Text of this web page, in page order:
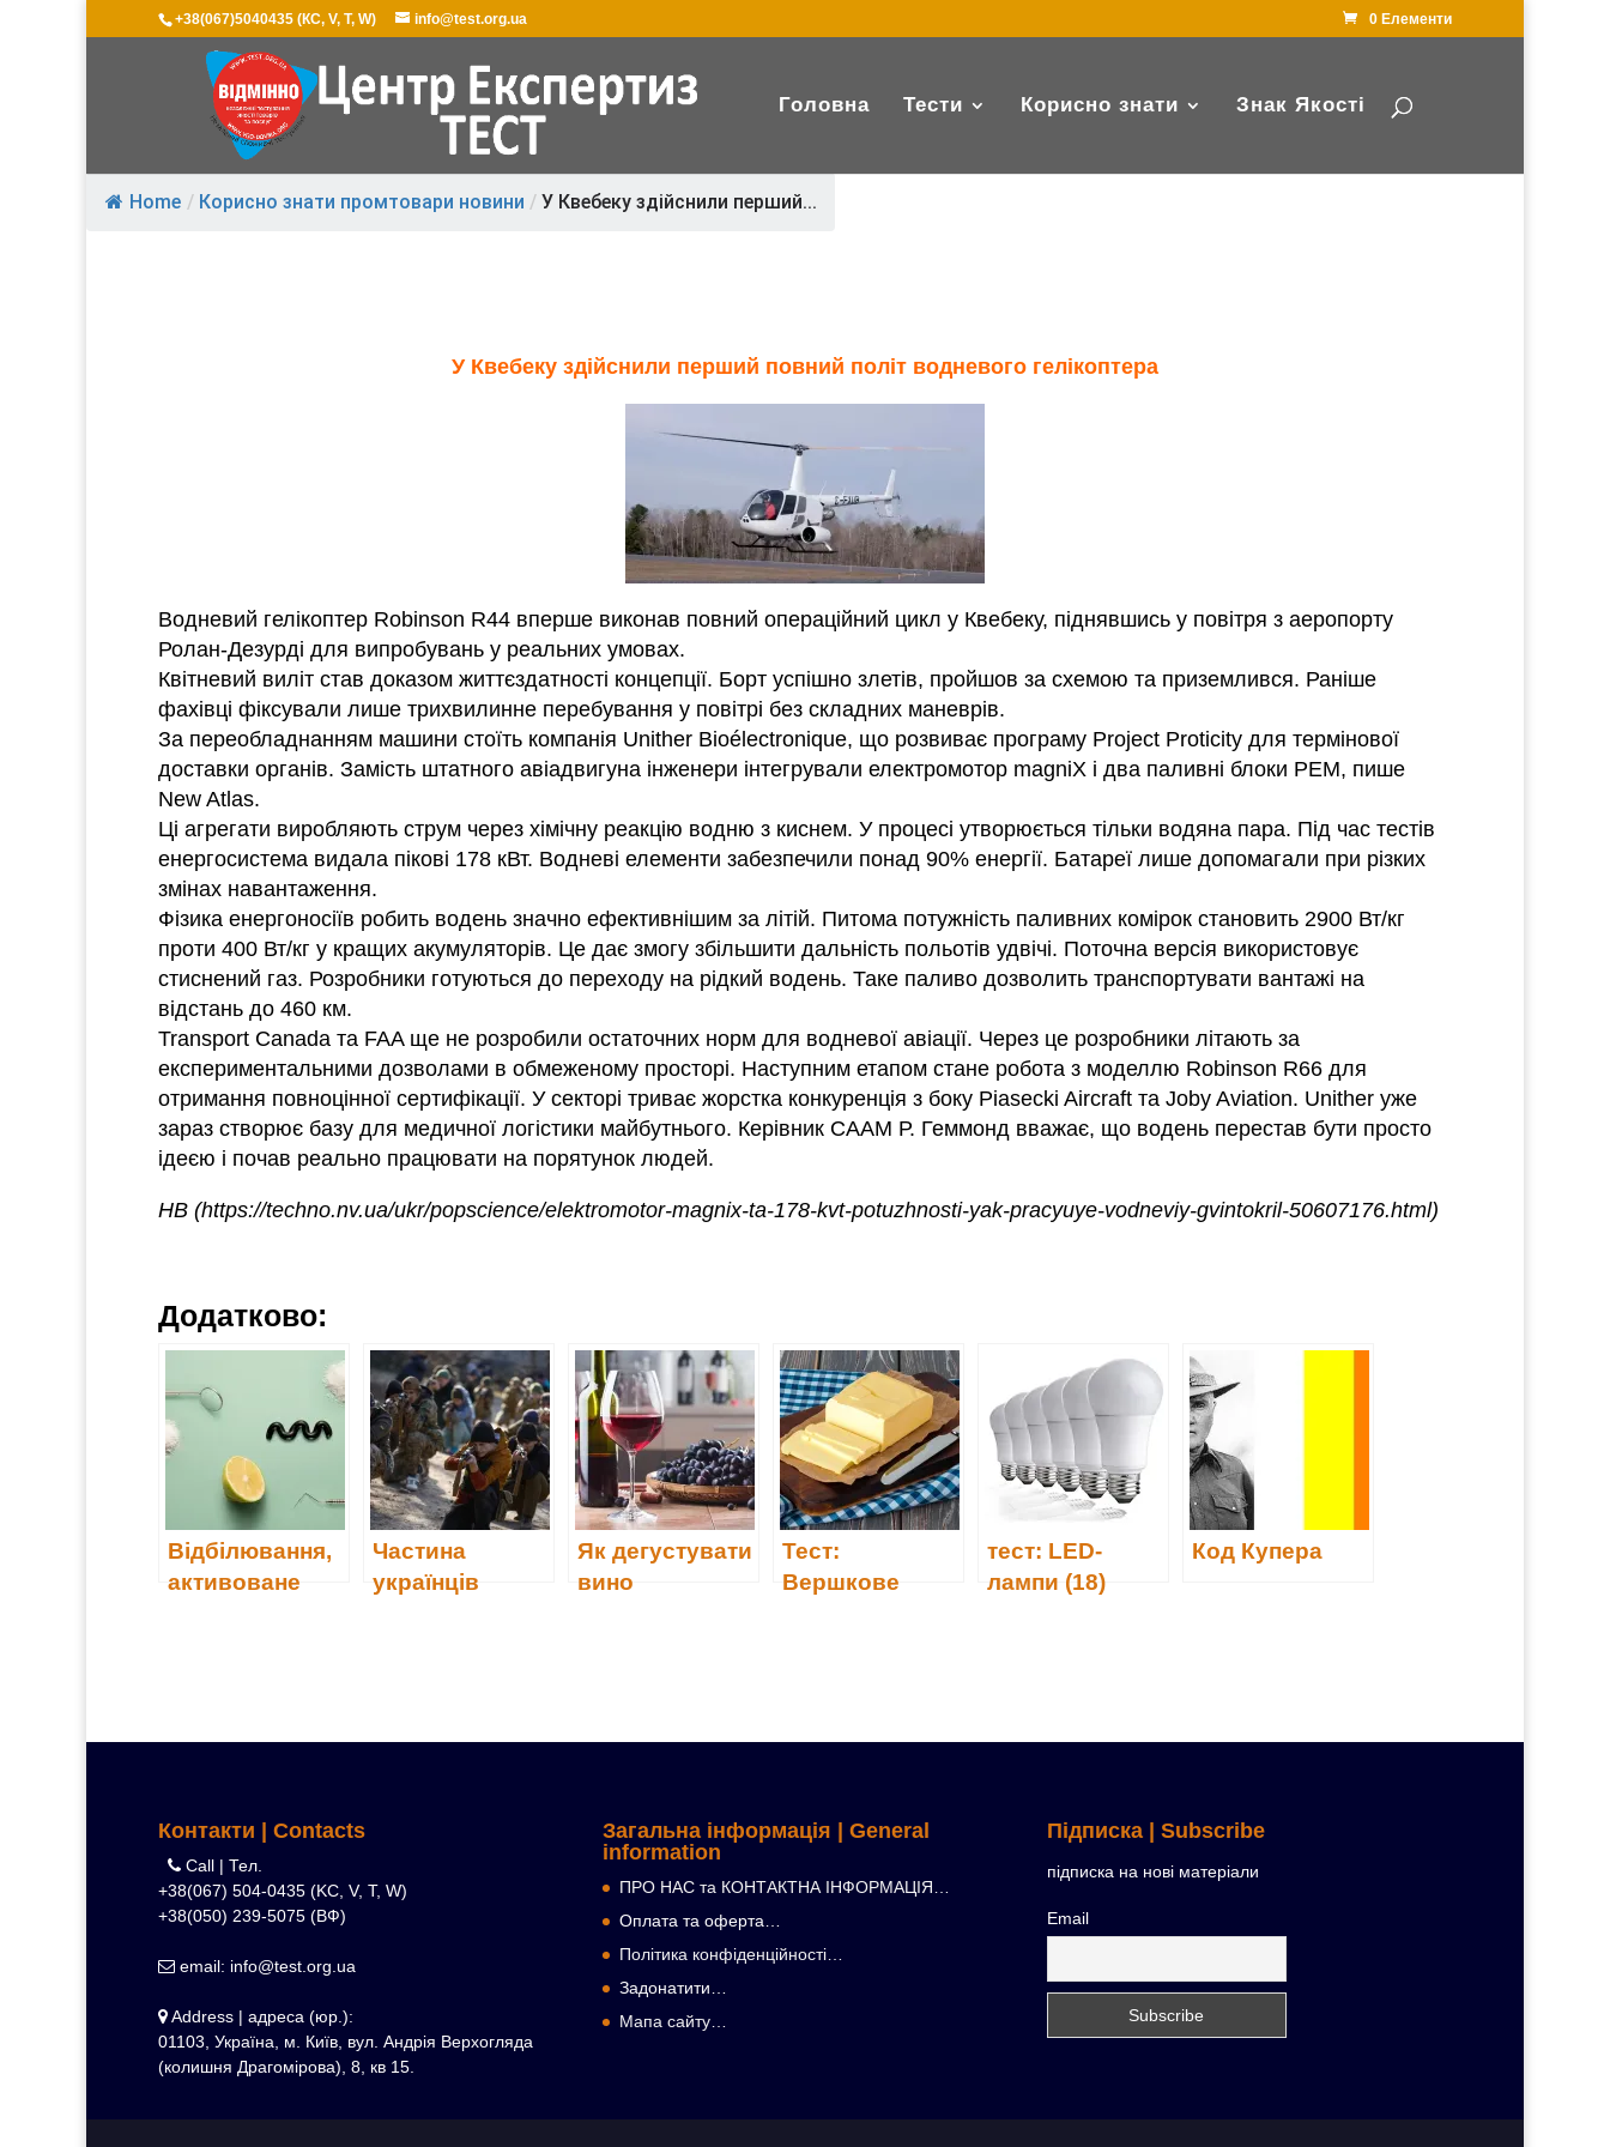
+38(067)5040435 (КС, V, T, W) info@test.org.ua 0 Елементи
Головна Тести Корисно знати Знак Якості
Home / Корисно знати промтовари новини / У Квебеку здійснили перший...
У Квебеку здійснили перший повний політ водневого гелікоптера
Водневий гелікоптер Robinson R44 вперше виконав повний операційний цикл у Квебеку, піднявшись у повітря з аеропорту
Ролан-Дезурді для випробувань у реальних умовах.
Квітневий виліт став доказом життєздатності концепції. Борт успішно злетів, пройшов за схемою та приземлився. Раніше
фахівці фіксували лише трихвилинне перебування у повітрі без складних маневрів.
За переобладнанням машини стоїть компанія Unither Bioélectronique, що розвиває програму Project Proticity для термінової
доставки органів. Замість штатного авіадвигуна інженери інтегрували електромотор magniX і два паливні блоки PEM, пише
New Atlas.
Ці агрегати виробляють струм через хімічну реакцію водню з киснем. У процесі утворюється тільки водяна пара. Під час тестів
енергосистема видала пікові 178 кВт. Водневі елементи забезпечили понад 90% енергії. Батареї лише допомагали при різких
змінах навантаження.
Фізика енергоносіїв робить водень значно ефективнішим за літій. Питома потужність паливних комірок становить 2900 Вт/кг
проти 400 Вт/кг у кращих акумуляторів. Це дає змогу збільшити дальність польотів удвічі. Поточна версія використовує
стиснений газ. Розробники готуються до переходу на рідкий водень. Таке паливо дозволить транспортувати вантажі на
відстань до 460 км.
Transport Canada та FAA ще не розробили остаточних норм для водневої авіації. Через це розробники літають за
експериментальними дозволами в обмеженому просторі. Наступним етапом стане робота з моделлю Robinson R66 для
отримання повноцінної сертифікації. У секторі триває жорстка конкуренція з боку Piasecki Aircraft та Joby Aviation. Unither уже
зараз створює базу для медичної логістики майбутнього. Керівник CAAM Р. Геммонд вважає, що водень перестав бути просто
ідеєю і почав реально працювати на порятунок людей.
НВ (https://techno.nv.ua/ukr/popscience/elektromotor-magnix-ta-178-kvt-potuzhnosti-yak-pracyuye-vodneviy-gvintokril-50607176.html)
Додатково:
Відбілювання,
активоване
Частина
українців
Як дегустувати
вино
Тест:
Вершкове
тест: LED-
лампи (18)
Код Купера
Контакти | Contacts
Call | Тел.
+38(067) 504-0435 (KC, V, T, W)
+38(050) 239-5075 (ВФ)
email: info@test.org.ua
Address | адреса (юр.):
01103, Україна, м. Київ, вул. Андрія Верхогляда
(колишня Драгомірова), 8, кв 15.
Загальна інформація | General
information
ПРО НАС та КОНТАКТНА ІНФОРМАЦІЯ…
Оплата та оферта…
Політика конфіденційності…
Задонатити…
Мапа сайту…
Підписка | Subscribe
підписка на нові матеріали
Email